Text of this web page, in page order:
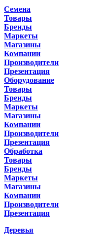
Семена
Товары
Бренды
Маркеты
Магазины
Компании
Производители
Презентация
Оборудование
Товары
Бренды
Маркеты
Магазины
Компании
Производители
Презентация
Обработка
Товары
Бренды
Маркеты
Магазины
Компании
Производители
Презентация
Деревья